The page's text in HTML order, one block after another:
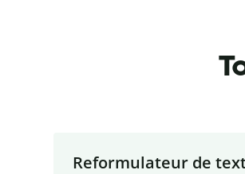
Reformulateur de